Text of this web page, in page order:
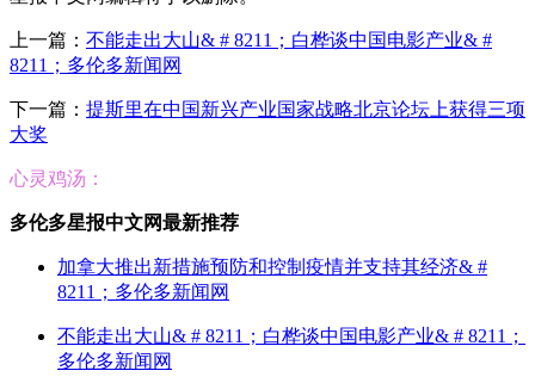
上一篇： 不能走出大山& # 8211；白桦谈中国电影产业& #
8211；多伦多新闻网
下一篇： 提斯里在中国新兴产业国家战略北京论坛上获得三项
大奖
心灵鸡汤：
多伦多星报中文网最新推荐
加拿大推出新措施预防和控制疫情并支持其经济& #
8211；多伦多新闻网
不能走出大山& # 8211；白桦谈中国电影产业& # 8211；
多伦多新闻网